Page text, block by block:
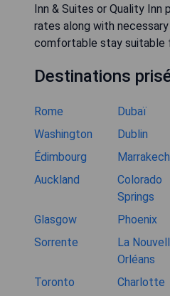
Inn & Suites or Quality Inn
rates along with
comfortable stay suitable
Destinations
Rome Dubaï
Washington
Dublin
Édimbourg
Marrakech
Auckland
Colorado
Springs
Glasgow Phoenix
Sorrente
La
Orléans
Toronto Charlotte